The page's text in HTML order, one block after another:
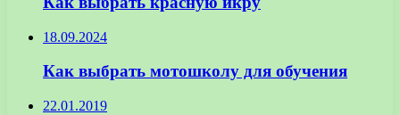
18.09.2024
Как выбрать мотошколу для обучения
22.01.2019